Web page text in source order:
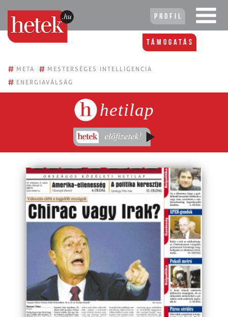
Profil
Támogatás
# META # MESTERSÉGES INTELLIGENCIA
# ENERGIAVÁLSÁG
hetilap